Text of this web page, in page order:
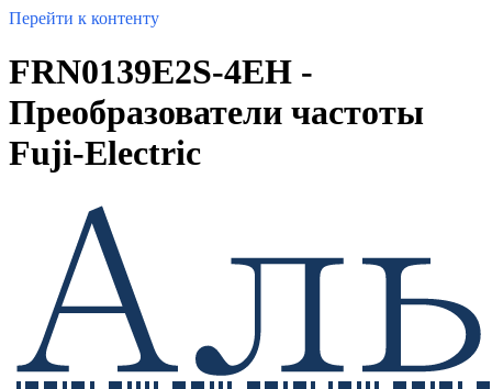
Перейти к контенту
FRN0139E2S-4EH -
Преобразователи частоты
Fuji-Electric